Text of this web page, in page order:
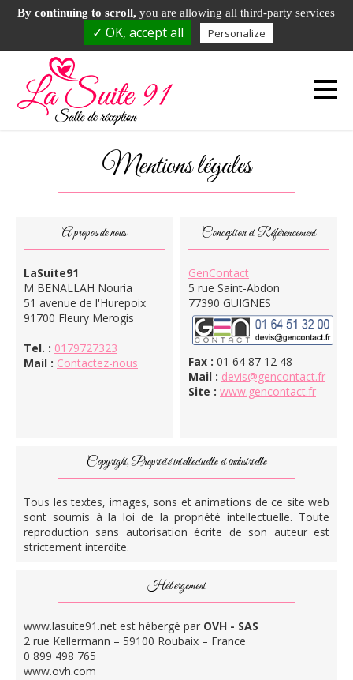
DEMANDE DE RAPPEL
01.79.72.73.23
51 avenue de l'Hurepoix - 91700 Fleury Merogis
Mentions légales
A propos de nous
LaSuite91
M BENALLAH Nouria
51 avenue de l'Hurepoix
91700 Fleury Merogis
Tel. : 0179727323
Mail : Contactez-nous
Conception et Référencement
GenContact
5 rue Saint-Abdon
77390 GUIGNES
Fax : 01 64 87 12 48
Mail : devis@gencontact.fr
Site : www.gencontact.fr
Copyright, Propriété intellectuelle et industrielle
Tous les textes, images, sons et animations de ce site web
sont soumis à la loi de la propriété intellectuelle. Toute
reproduction sans autorisation écrite de son auteur est
strictement interdite.
Hébergement
www.lasuite91.net est hébergé par OVH - SAS
2 rue Kellermann – 59100 Roubaix – France
0 899 498 765
www.ovh.com
By continuing to scroll, you are allowing all third-party services
✓ OK, accept all Personalize